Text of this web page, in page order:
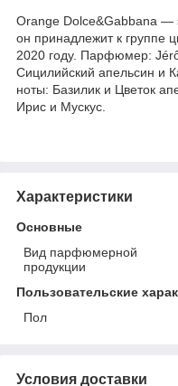
Orange Dolce&Gabbana —
он принадлежит к группе
2020 году. Парфюмер:
Сицилийский апельсин и
ноты: Базилик и Цветок
Ирис и Мускус.
Характеристики
Основные
Вид парфюмерной
продукции
Пользовательские
Пол
Условия доставки